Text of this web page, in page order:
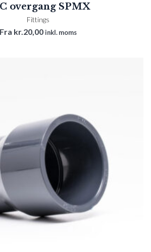
overgang SPMX
Fittings
Fra kr.20,00 inkl. moms